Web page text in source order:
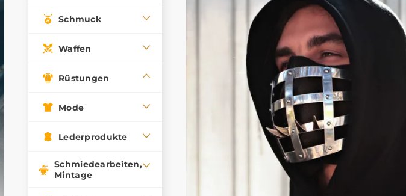
Schmuck
Waffen
Rüstungen
Mode
Lederprodukte
Schmiedearbeiten,
Mintage